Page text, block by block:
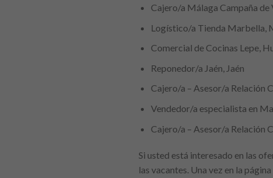
Cajero/a Málaga Campaña
Logístico/a Tienda Marbella,
Comercial de Cocinas Lepe,
Reponedor/a Jaén, Jaén
Cajero/a – Asesor/a Relación
Vendedor/a especialista en
Cajero/a – Asesor/a Relación
Si usted está interesado en las
las vacantes. Una vez en la